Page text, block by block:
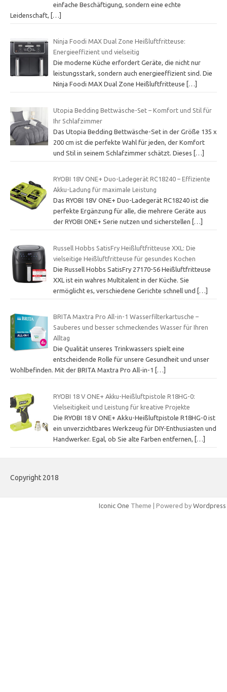
einfache Beschäftigung, sondern eine echte
Leidenschaft,
[…]
Ninja Foodi MAX Dual Zone Heißluftfritteuse:
Energieeffizient und vielseitig
Die moderne Küche erfordert Geräte, die nicht nur
leistungsstark, sondern auch energieeffizient sind. Die
Ninja Foodi MAX Dual Zone Heißluftfritteuse
[…]
Utopia Bedding Bettwäsche-Set – Komfort und Stil für
Ihr Schlafzimmer
Das Utopia Bedding Bettwäsche-Set in der Größe 135 x
200 cm ist die perfekte Wahl für jeden, der Komfort
und Stil in seinem Schlafzimmer schätzt. Dieses
[…]
RYOBI 18V ONE+ Duo-Ladegerät RC18240 – Effiziente
Akku-Ladung für maximale Leistung
Das RYOBI 18V ONE+ Duo-Ladegerät RC18240 ist die
perfekte Ergänzung für alle, die mehrere Geräte aus
der RYOBI ONE+ Serie nutzen und sicherstellen
[…]
Russell Hobbs SatisFry Heißluftfritteuse XXL: Die
vielseitige Heißluftfritteuse für gesundes Kochen
Die Russell Hobbs SatisFry 27170-56 Heißluftfritteuse
XXL ist ein wahres Multitalent in der Küche. Sie
ermöglicht es, verschiedene Gerichte schnell und
[…]
BRITA Maxtra Pro All-in-1 Wasserfilterkartusche –
Sauberes und besser schmeckendes Wasser für Ihren
Alltag
Die Qualität unseres Trinkwassers spielt eine
entscheidende Rolle für unsere Gesundheit und unser
Wohlbefinden. Mit der BRITA Maxtra Pro All-in-1
[…]
RYOBI 18 V ONE+ Akku-Heißluftpistole R18HG-0:
Vielseitigkeit und Leistung für kreative Projekte
Die RYOBI 18 V ONE+ Akku-Heißluftpistole R18HG-0 ist
ein unverzichtbares Werkzeug für DIY-Enthusiasten und
Handwerker. Egal, ob Sie alte Farben entfernen,
[…]
Copyright 2018
Iconic One Theme | Powered by Wordpress